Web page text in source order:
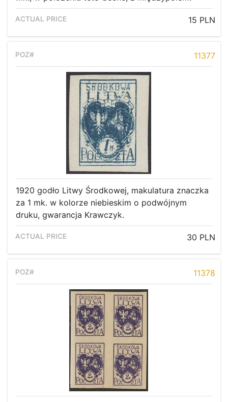
Current auction
Recent result
Regulation
Contact
15 PLN
11377
1920 godło Litwy Środkowej, makulatura znaczka
za 1 mk. w kolorze niebieskim o podwójnym
druku, gwarancja Krawczyk.
30 PLN
11378